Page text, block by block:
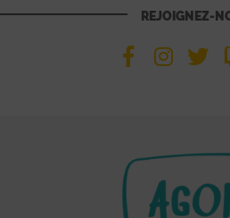
REJOIGNEZ-